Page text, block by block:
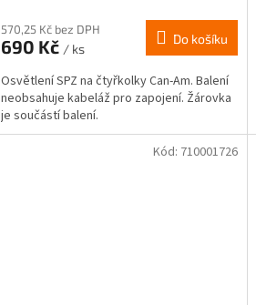
570,25 Kč bez DPH
690 Kč / ks
Do košíku
Osvětlení SPZ na čtyřkolky Can-Am. Balení
neobsahuje kabeláž pro zapojení. Žárovka
je součástí balení.
Kód: 710001726